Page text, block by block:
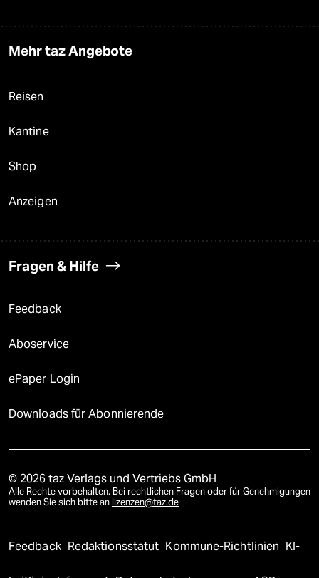
Mehr taz Angebote
Reisen
Kantine
Shop
Anzeigen
Fragen & Hilfe
Feedback
Aboservice
ePaper Login
Downloads für Abonnierende
© 2026 taz Verlags und Vertriebs GmbH
Alle Rechte vorbehalten. Bei rechtlichen Fragen oder für Genehmigungen
wenden Sie sich bitte an lizenzen@taz.de
Feedback Redaktionsstatut Kommune-Richtlinien KI-